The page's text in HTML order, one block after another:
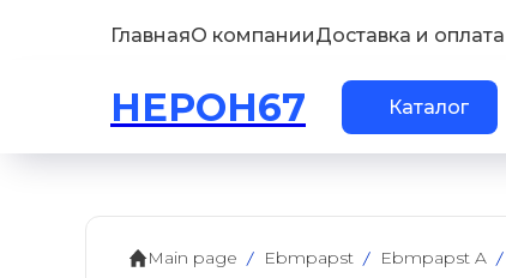
ГлавнаяО компанииДоставка и оплата
НЕРОН67 Каталог
Main page Ebmpapst Ebmpapst A